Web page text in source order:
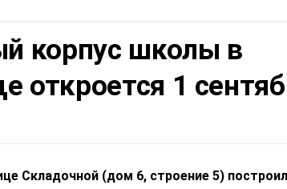
корпус школы в
откроется 1
Складочной (дом 6, строение 5)